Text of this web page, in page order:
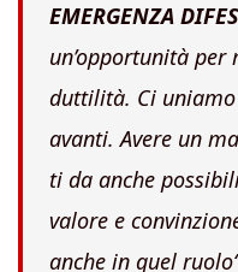
EMERGENZA
un’opportunità
duttilità. Ci
avanti. Avere un
ti da anche
valore e
anche in quel ruolo